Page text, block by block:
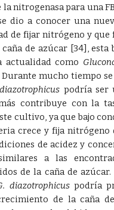
la nitrogenasa para una
dio a conocer una
de fijar nitrógeno y que
de azúcar [34] , esta
actualidad como
Durante mucho tiempo se
podría ser
contribuye con la
cultivo, ya que bajo
crece y fija nitrógeno
de acidez y
a las
de la caña de azúcar.
diazotrophicuspodría
de la caña